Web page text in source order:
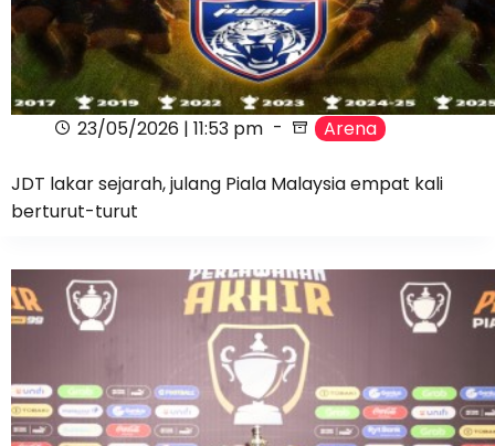
23/05/2026 | 11:53 pm Arena
JDT lakar sejarah, julang Piala Malaysia empat kali
berturut-turut